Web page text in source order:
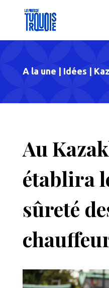
A la une Idées
Au
établira
sûreté